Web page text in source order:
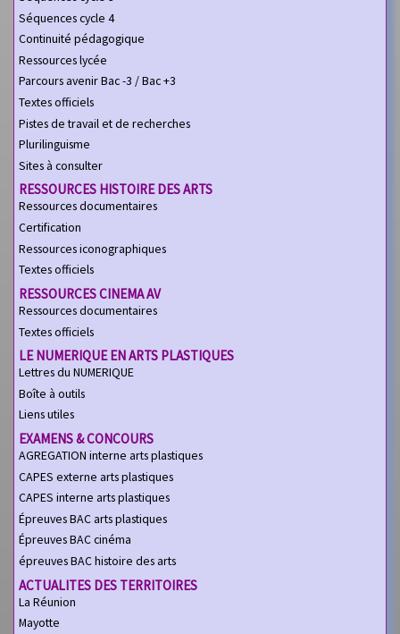
Séquences cycle 4
Continuité pédagogique
Ressources lycée
Parcours avenir Bac -3 / Bac +3
Textes officiels
Pistes de travail et de recherches
Plurilinguisme
Sites à consulter
RESSOURCES HISTOIRE DES ARTS
Ressources documentaires
Certification
Ressources iconographiques
Textes officiels
RESSOURCES CINEMA AV
Ressources documentaires
Textes officiels
LE NUMERIQUE EN ARTS PLASTIQUES
Lettres du NUMERIQUE
Boîte à outils
Liens utiles
EXAMENS & CONCOURS
AGREGATION interne arts plastiques
CAPES externe arts plastiques
CAPES interne arts plastiques
Épreuves BAC arts plastiques
Épreuves BAC cinéma
épreuves BAC histoire des arts
ACTUALITES DES TERRITOIRES
La Réunion
Mayotte